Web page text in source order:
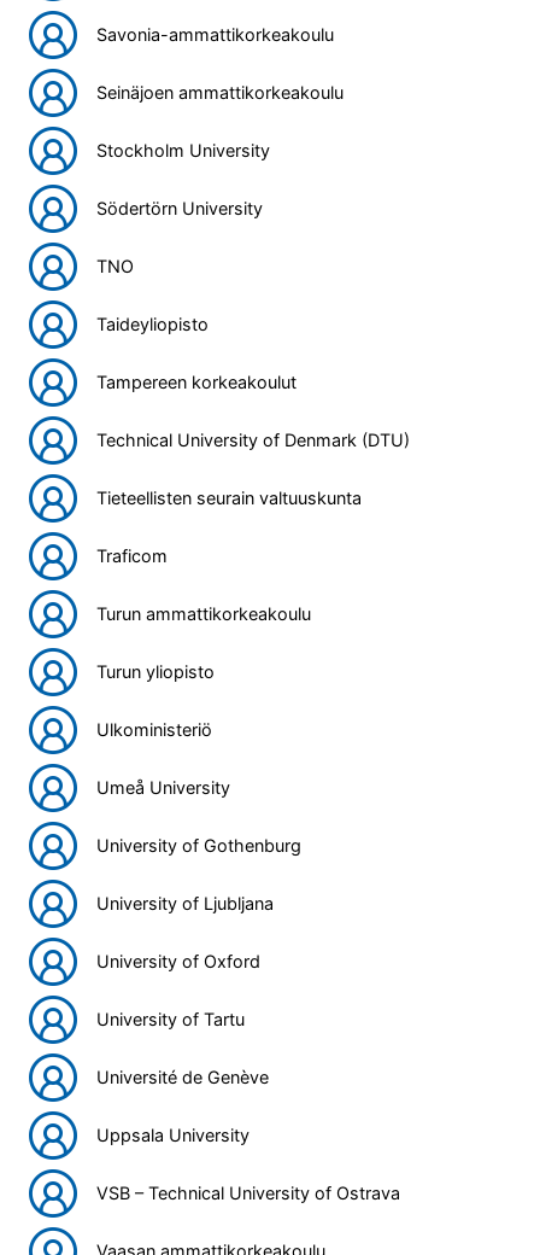
Savonia-ammattikorkeakoulu
Seinäjoen ammattikorkeakoulu
Stockholm University
Södertörn University
TNO
Taideyliopisto
Tampereen korkeakoulut
Technical University of Denmark (DTU)
Tieteellisten seurain valtuuskunta
Traficom
Turun ammattikorkeakoulu
Turun yliopisto
Ulkoministeriö
Umeå University
University of Gothenburg
University of Ljubljana
University of Oxford
University of Tartu
Université de Genève
Uppsala University
VSB – Technical University of Ostrava
Vaasan ammattikorkeakoulu